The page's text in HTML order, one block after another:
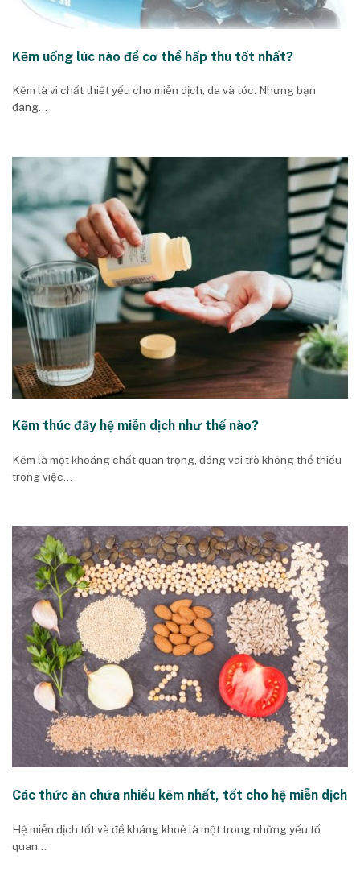
Kẽm uống lúc nào để cơ thể hấp thu tốt nhất?
Kẽm là vi chất thiết yếu cho miễn dịch, da và tóc. Nhưng bạn
đang...
Kẽm thúc đẩy hệ miễn dịch như thế nào?
Kẽm là một khoáng chất quan trọng, đóng vai trò không thể thiếu
trong việc...
Các thức ăn chứa nhiều kẽm nhất, tốt cho hệ miễn dịch
Hệ miễn dịch tốt và đề kháng khoẻ là một trong những yếu tố
quan...